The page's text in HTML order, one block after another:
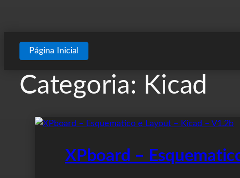
Página Inicial
Categoria: Kicad
XPboard –